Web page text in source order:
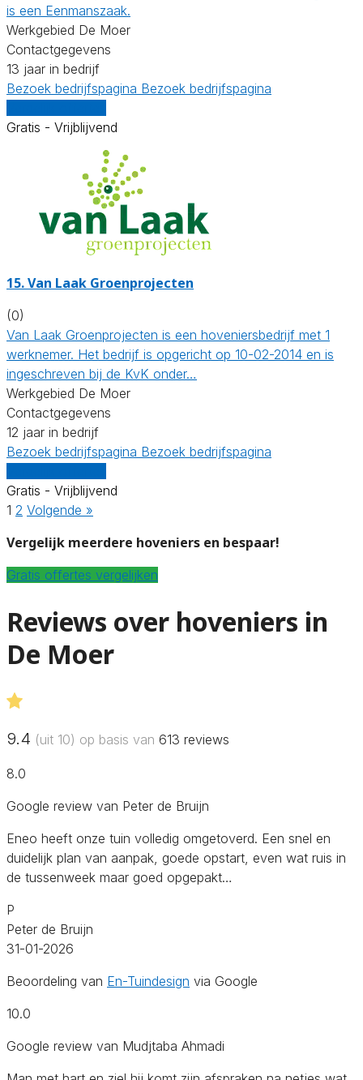
is een Eenmanszaak.
Werkgebied De Moer
Contactgegevens
13 jaar in bedrijf
Bezoek bedrijfspagina Bezoek bedrijfspagina
Gratis - Vrijblijvend
15.Van Laak Groenprojecten
(0)
Van Laak Groenprojecten is een hoveniersbedrijf met 1
werknemer. Het bedrijf is opgericht op 10-02-2014 en is
ingeschreven bij de KvK onder…
Werkgebied De Moer
Contactgegevens
12 jaar in bedrijf
Bezoek bedrijfspagina Bezoek bedrijfspagina
Gratis - Vrijblijvend
1 2 Volgende »
Vergelijk meerdere hoveniers en bespaar!
Gratis offertes vergelijken
Reviews over hoveniers in
De Moer
9.4 (uit 10) op basis van 613 reviews
8.0
Google review van Peter de Bruijn
Eneo heeft onze tuin volledig omgetoverd. Een snel en
duidelijk plan van aanpak, goede opstart, even wat ruis in
de tussenweek maar goed opgepakt…
P
Peter de Bruijn
31-01-2026
Beoordeling van En-Tuindesign via Google
10.0
Google review van Mudjtaba Ahmadi